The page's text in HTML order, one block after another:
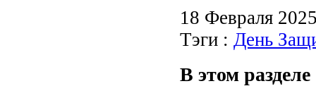
18 Февраля
Тэги : День
В этом разделе